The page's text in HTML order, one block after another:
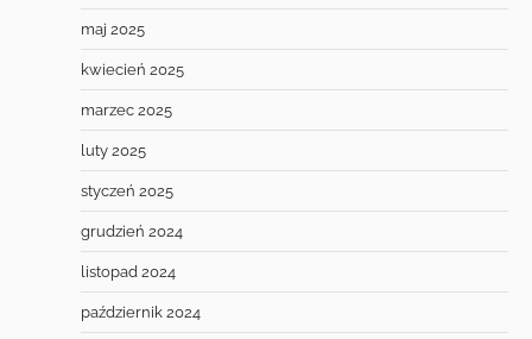
maj 2025
kwiecień 2025
marzec 2025
luty 2025
styczeń 2025
grudzień 2024
listopad 2024
październik 2024